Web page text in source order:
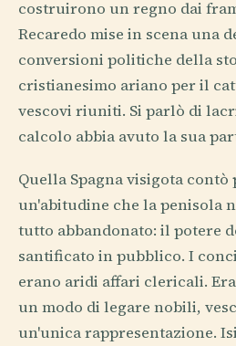
costruirono un regno dai
Recaredo mise in scena una
conversioni politiche della
cristianesimo ariano per il
vescovi riuniti. Si parlò di
calcolo abbia avuto la sua
Quella Spagna visigota contò
un'abitudine che la penisola
tutto abbandonato: il potere
santificato in pubblico. I
erano aridi affari clericali.
un modo di legare nobili,
un'unica rappresentazione.